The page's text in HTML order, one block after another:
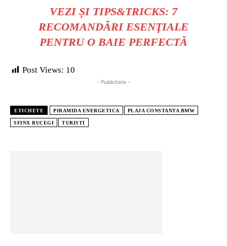
VEZI ȘI TIPS&TRICKS: 7
RECOMANDĂRI ESENŢIALE
PENTRU O BAIE PERFECTĂ
Post Views: 10
- Publicitate -
ETICHETE PIRAMIDA ENERGETICA PLAJA CONSTANTA BMW
SFINX BUCEGI TURISTI